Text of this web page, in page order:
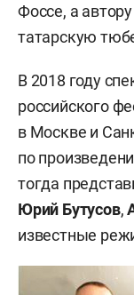
Фоссе, а
татарскую
В 2018 году
российского
в Москве и
по
тогда
Юрий Бутусов,
известные